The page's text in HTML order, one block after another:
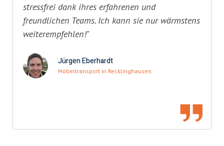
stressfrei dank ihres erfahrenen und
freundlichen Teams. Ich kann sie nur wärmstens
weiterempfehlen!"
Jürgen Eberhardt
Möbeltransport in Recklinghausen